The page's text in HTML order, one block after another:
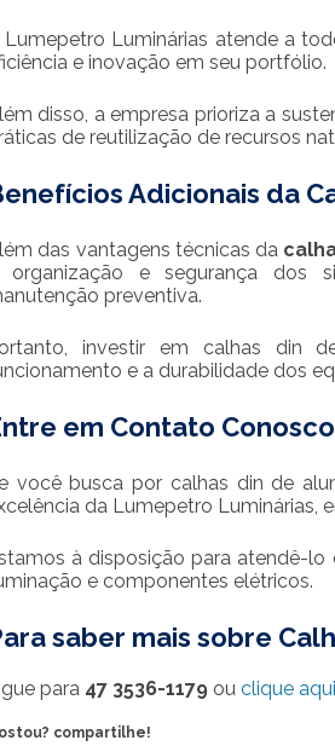
Lumepetro Luminárias atende a
e inovação em seu portfólio.
disso, a empresa prioriza a
de reutilização de recursos
Adicionais da
das vantagens técnicas da
organização e segurança dos
preventiva.
investir em calhas din
e a durabilidade dos
em Contato
você busca por calhas din de
da Lumepetro Luminárias,
à disposição para atendê-lo
e componentes elétricos.
saber mais sobre
para 47 3536-1179 ou clique aqui
compartilhe!